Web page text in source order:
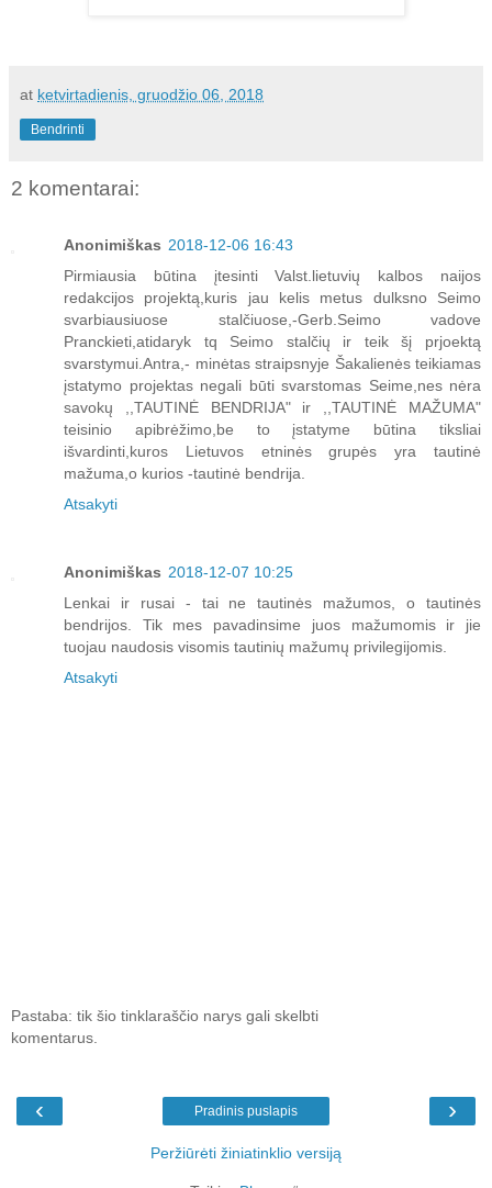
at ketvirtadienis, gruodžio 06, 2018
Bendrinti
2 komentarai:
Anonimiškas 2018-12-06 16:43
Pirmiausia būtina įtesinti Valst.lietuvių kalbos naijos
redakcijos projektą,kuris jau kelis metus dulksno Seimo
svarbiausiuose stalčiuose,-Gerb.Seimo vadove
Pranckieti,atidaryk tq Seimo stalčių ir teik šį prjoektą
svarstymui.Antra,- minėtas straipsnyje Šakalienės teikiamas
įstatymo projektas negali būti svarstomas Seime,nes nėra
savokų ,,TAUTINĖ BENDRIJA" ir ,,TAUTINĖ MAŽUMA"
teisinio apibrėžimo,be to įstatyme būtina tiksliai
išvardinti,kuros Lietuvos etninės grupės yra tautinė
mažuma,o kurios -tautinė bendrija.
Atsakyti
Anonimiškas 2018-12-07 10:25
Lenkai ir rusai - tai ne tautinės mažumos, o tautinės
bendrijos. Tik mes pavadinsime juos mažumomis ir jie
tuojau naudosis visomis tautinių mažumų privilegijomis.
Atsakyti
Pastaba: tik šio tinklaraščio narys gali skelbti
komentarus.
‹ ›
Pradinis puslapis
Peržiūrėti žiniatinklio versiją